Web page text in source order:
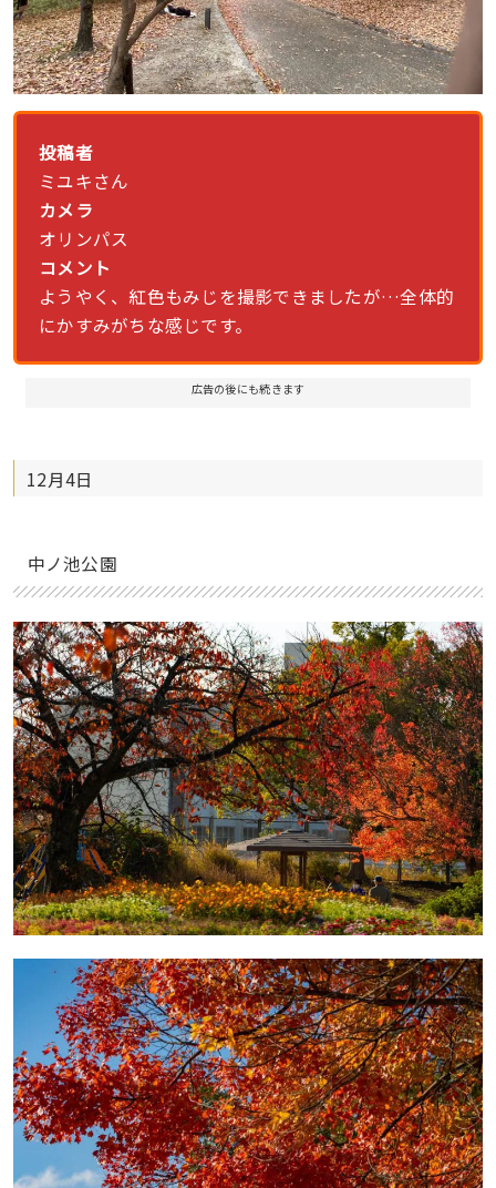
投稿者
ミユキさん
カメラ
オリンパス
コメント
ようやく、紅色もみじを撮影できましたが…全体的
にかすみがちな感じです。
広告の後にも続きます
12月4日
中ノ池公園